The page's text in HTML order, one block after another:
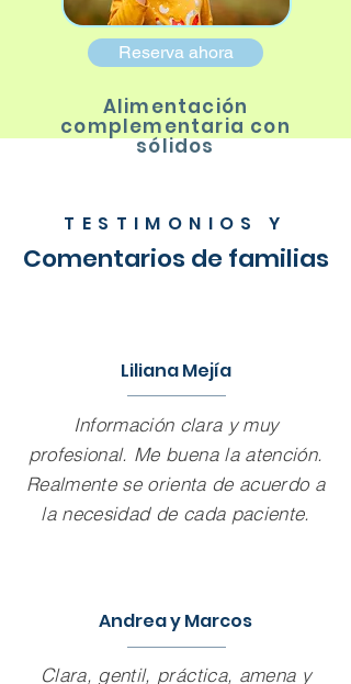
Reserva ahora
Alimentación
complementaria con
sólidos
TESTIMONIOS Y
Comentarios de familias
Liliana Mejía
Información clara y muy
profesional. Me buena la atención.
Realmente se orienta de acuerdo a
la necesidad de cada paciente.
Andrea y Marcos
Clara, gentil, práctica, amena y